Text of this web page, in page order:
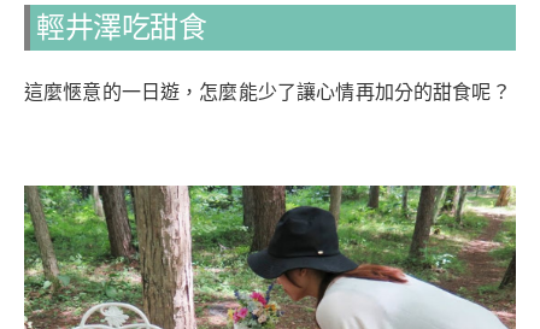
輕井澤吃甜食
這麼愜意的一日遊，怎麼能少了讓心情再加分的甜食呢？